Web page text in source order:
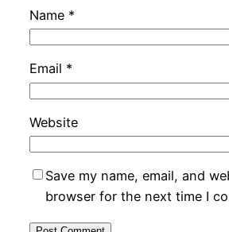
Name *
Email *
Website
Save my name, email, and
browser for the next time I